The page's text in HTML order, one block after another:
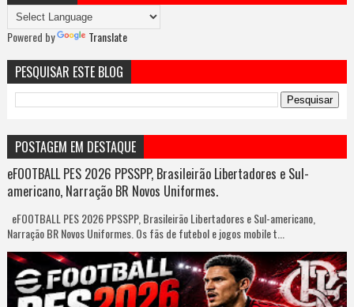
Powered by Translate
PESQUISAR ESTE BLOG
POSTAGEM EM DESTAQUE
eFOOTBALL PES 2026 PPSSPP, Brasileirão Libertadores e Sul-
americano, Narração BR Novos Uniformes.
eFOOTBALL PES 2026 PPSSPP, Brasileirão Libertadores e Sul-americano,
Narração BR Novos Uniformes. Os fãs de futebol e jogos mobile t...